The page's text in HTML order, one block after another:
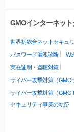
GMOインターネッ
世界初総合ネットセキュ
パスワード漏洩診断
実在証明・盗聴対策
サイバー攻撃対策（GMO
サイバー攻撃対策（GMO
セキュリティ事業の軌跡